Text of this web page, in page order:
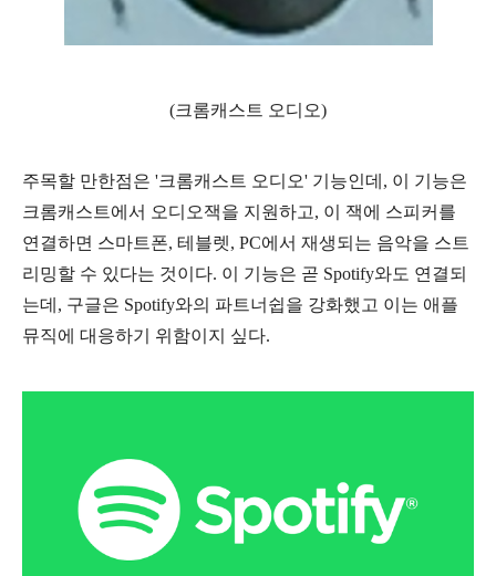
(크롬캐스트 오디오)
주목할 만한점은 '크롬캐스트 오디오' 기능인데, 이 기능은
크롬캐스트에서 오디오잭을 지원하고, 이 잭에 스피커를
연결하면 스마트폰, 테블렛, PC에서 재생되는 음악을 스트
리밍할 수 있다는 것이다. 이 기능은 곧 Spotify와도 연결되
는데, 구글은 Spotify와의 파트너쉽을 강화했고 이는 애플
뮤직에 대응하기 위함이지 싶다.